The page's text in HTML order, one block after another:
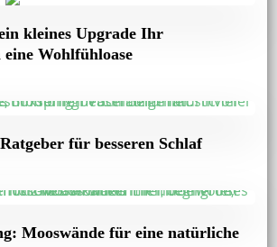
kleines Upgrade Ihr
Wohlfühloase
für besseren Schlaf
Mooswände für eine natürliche